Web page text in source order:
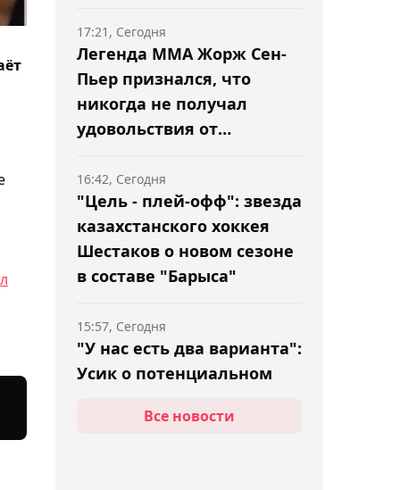
Легенда ММА Жорж Сен-
Пьер признался, что
никогда не получал
удовольствия от
17:21, Сегодня
"Цель - плей-офф": звезда
казахстанского хоккея
Шестаков о новом сезоне
в составе "Барыса"
16:42, Сегодня
"У нас есть два варианта":
Усик о потенциальном
прощальном бою в
15:57, Сегодня
Все новости